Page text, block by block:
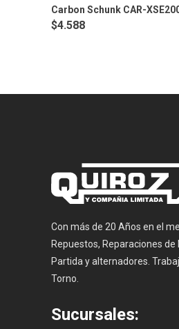
Carbon Schunk CAR-
$4.588
Con más de 20 Años en el
Repuestos, Reparaciones de
Partida y alternadores.
Torno.
Sucursales: